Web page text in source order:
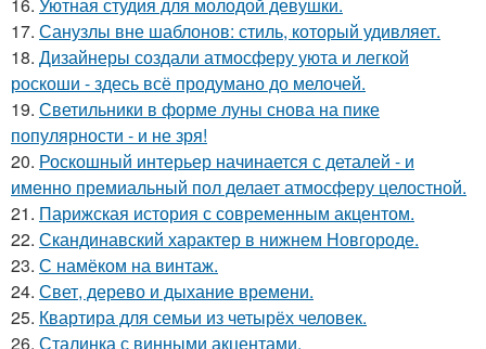
16. Уютная студия для молодой девушки.
17. Санузлы вне шаблонов: стиль, который удивляет.
18. Дизайнеры создали атмосферу уюта и легкой
роскоши - здесь всё продумано до мелочей.
19. Светильники в форме луны снова на пике
популярности - и не зря!
20. Роскошный интерьер начинается с деталей - и
именно премиальный пол делает атмосферу целостной.
21. Парижская история с современным акцентом.
22. Скандинавский характер в нижнем Новгороде.
23. С намёком на винтаж.
24. Свет, дерево и дыхание времени.
25. Квартира для семьи из четырёх человек.
26. Сталинка с винными акцентами.